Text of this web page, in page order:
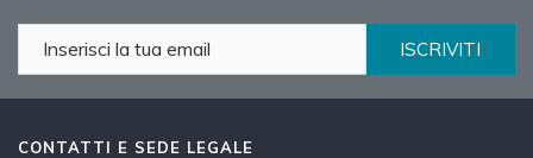
ISCRIVITI
CONTATTI E SEDE LEGALE